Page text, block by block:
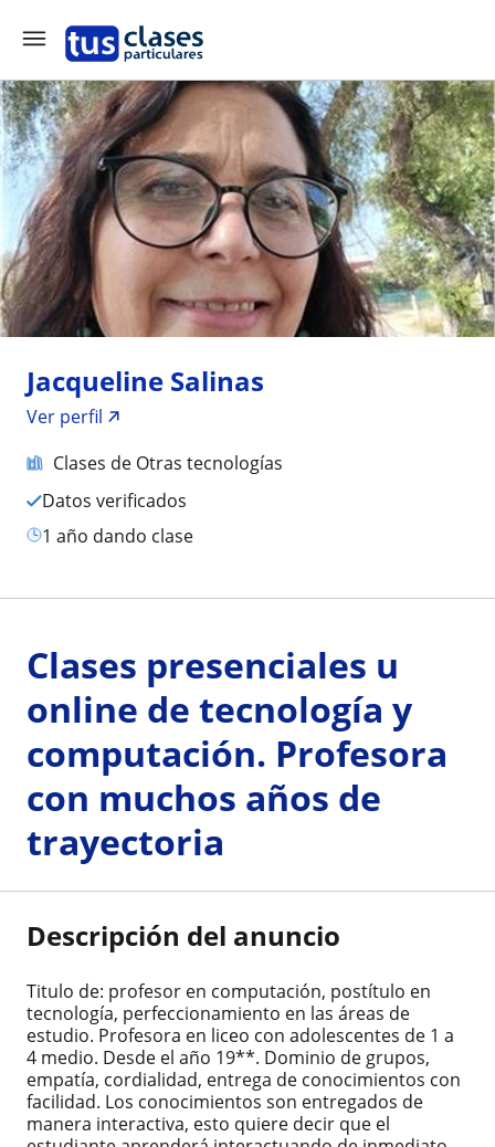
Jacqueline Salinas
Ver perfil
Clases de Otras tecnologías
Datos verificados
1 año dando clase
Clases presenciales u
online de tecnología y
computación. Profesora
con muchos años de
trayectoria
Descripción del anuncio
Titulo de: profesor en computación, postítulo en
tecnología, perfeccionamiento en las áreas de
estudio. Profesora en liceo con adolescentes de 1 a
4 medio. Desde el año 19**. Dominio de grupos,
empatía, cordialidad, entrega de conocimientos con
facilidad. Los conocimientos son entregados de
manera interactiva, esto quiere decir que el